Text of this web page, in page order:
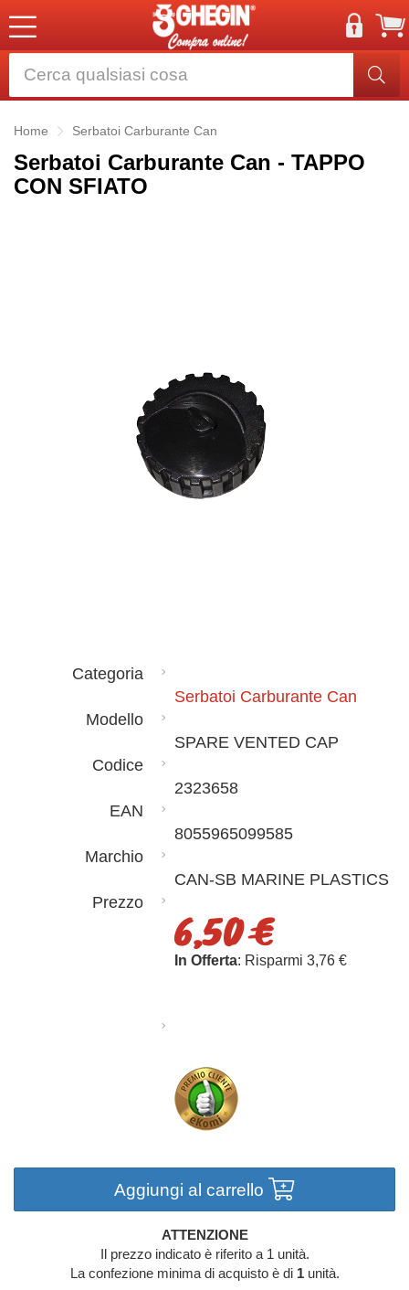
Home Serbatoi Carburante Can
Serbatoi Carburante Can - TAPPO
CON SFIATO
Categoria
Serbatoi Carburante Can
Modello
SPARE VENTED CAP
Codice
2323658
EAN
8055965099585
Marchio
CAN-SB MARINE PLASTICS
Prezzo
6,50 €
In Offerta: Risparmi 3,76 €
Aggiungi al carrello
ATTENZIONE
Il prezzo indicato è riferito a 1 unità.
La confezione minima di acquisto è di 1unità.